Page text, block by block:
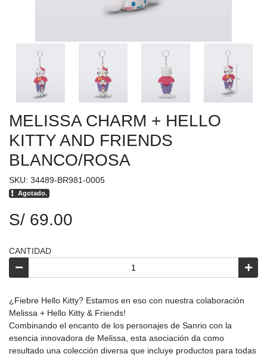
MELISSA CHARM + HELLO
KITTY AND FRIENDS
BLANCO/ROSA
SKU: 34489-BR981-0005
Agotado.
S/ 69.00
CANTIDAD
¿Fiebre Hello Kitty? Estamos en eso con nuestra colaboración
Melissa + Hello Kitty & Friends!
Combinando el encanto de los personajes de Sanrio con la
esencia innovadora de Melissa, esta asociación da como
resultado una colección diversa que incluye productos para todas